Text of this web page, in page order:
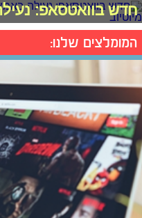
חדש בוואטסאפ:
המומלצים שלנו: